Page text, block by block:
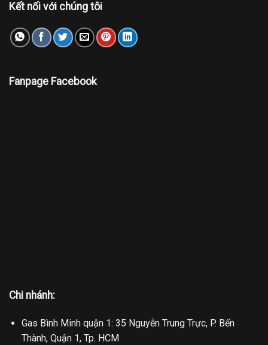
Kết nối với chúng tôi
Fanpage Facebook
Chi nhánh:
Gas Bình Minh quận 1: 35 Nguyễn Trung Trực, P. Bến
Thành, Quận 1, Tp. HCM